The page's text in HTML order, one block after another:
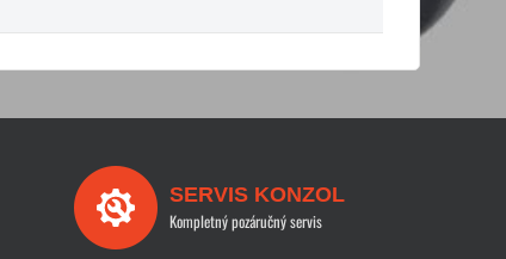
SERVIS KONZOL
Kompletný pozáručný servis